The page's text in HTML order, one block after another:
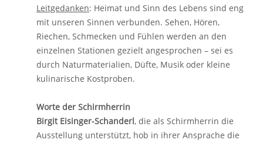
Leitgedanken: Heimat und Sinn des Lebens sind eng
mit unseren Sinnen verbunden. Sehen, Hören,
Riechen, Schmecken und Fühlen werden an den
einzelnen Stationen gezielt angesprochen – sei es
durch Naturmaterialien, Düfte, Musik oder kleine
kulinarische Kostproben.
Worte der Schirmherrin
Birgit Eisinger-Schanderl, die als Schirmherrin die
Ausstellung unterstützt, hob in ihrer Ansprache die